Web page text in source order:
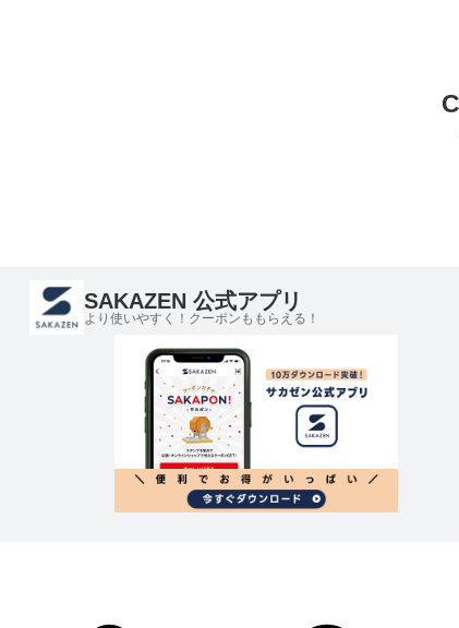
SAKAZEN 公式アプリ
より使いやすく！クーポンももらえる！